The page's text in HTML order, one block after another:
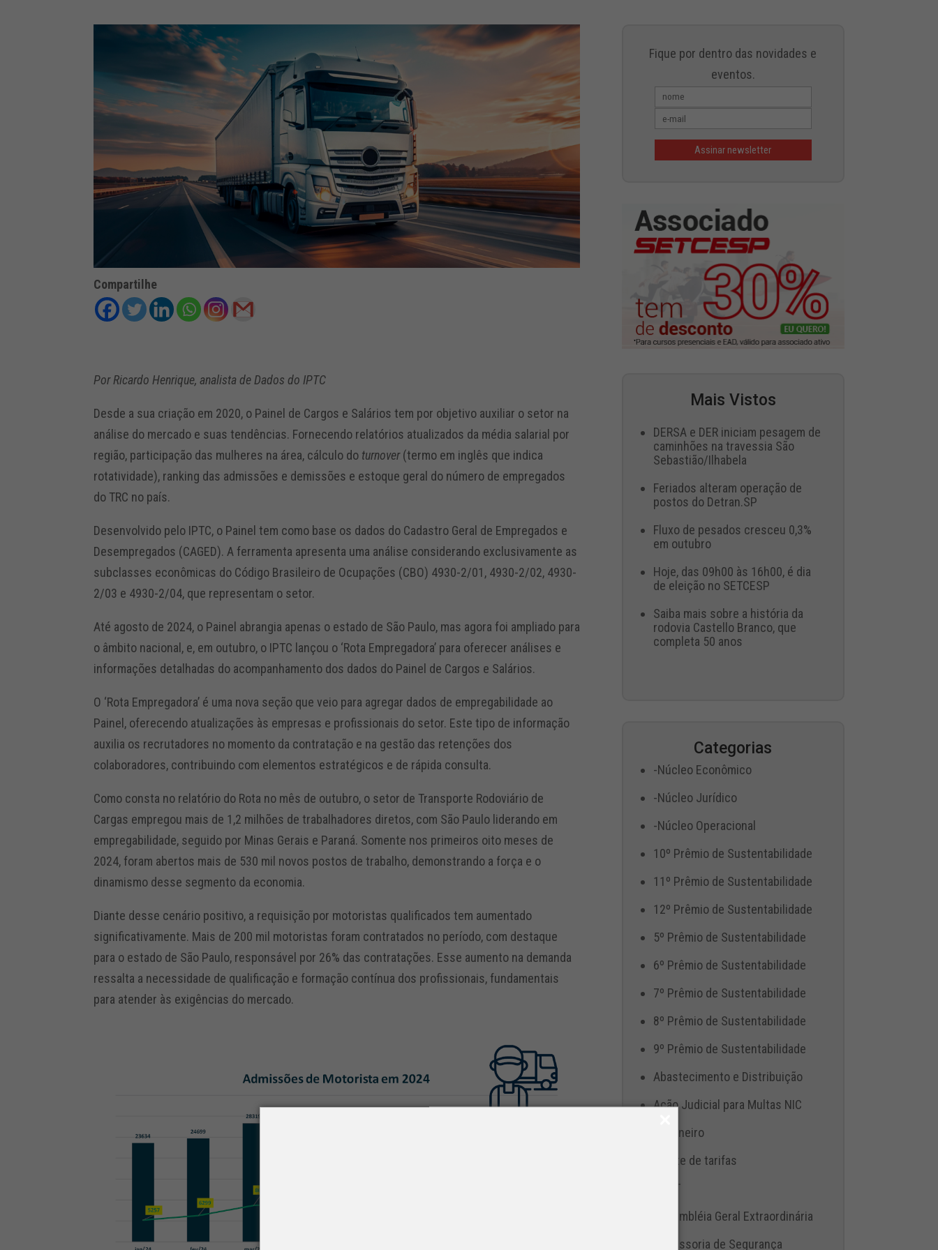
Compartilhe
Por Ricardo Henrique, analista de Dados do IPTC
Desde a sua criação em 2020, o Painel de Cargos e Salários tem por objetivo auxiliar o setor na
análise do mercado e suas tendências. Fornecendo relatórios atualizados da média salarial por
região, participação das mulheres na área, cálculo do turnover(termo em inglês que indica
rotatividade), ranking das admissões e demissões e estoque geral do número de empregados
do TRC no país.
Desenvolvido pelo IPTC, o Painel tem como base os dados do Cadastro Geral de Empregados e
Desempregados (CAGED). A ferramenta apresenta uma análise considerando exclusivamente as
subclasses econômicas do Código Brasileiro de Ocupações (CBO) 4930-2/01, 4930-2/02, 4930-
2/03 e 4930-2/04, que representam o setor.
Até agosto de 2024, o Painel abrangia apenas o estado de São Paulo, mas agora foi ampliado para
o âmbito nacional, e, em outubro, o IPTC lançou o ‘Rota Empregadora’ para oferecer análises e
informações detalhadas do acompanhamento dos dados do Painel de Cargos e Salários.
O ‘Rota Empregadora’ é uma nova seção que veio para agregar dados de empregabilidade ao
Painel, oferecendo atualizações às empresas e profissionais do setor. Este tipo de informação
auxilia os recrutadores no momento da contratação e na gestão das retenções dos
colaboradores, contribuindo com elementos estratégicos e de rápida consulta.
Como consta no relatório do Rota no mês de outubro, o setor de Transporte Rodoviário de
Cargas empregou mais de 1,2 milhões de trabalhadores diretos, com São Paulo liderando em
empregabilidade, seguido por Minas Gerais e Paraná. Somente nos primeiros oito meses de
2024, foram abertos mais de 530 mil novos postos de trabalho, demonstrando a força e o
dinamismo desse segmento da economia.
Diante desse cenário positivo, a requisição por motoristas qualificados tem aumentado
significativamente. Mais de 200 mil motoristas foram contratados no período, com destaque
para o estado de São Paulo, responsável por 26% das contratações. Esse aumento na demanda
ressalta a necessidade de qualificação e formação contínua dos profissionais, fundamentais
para atender às exigências do mercado.
Fique por dentro das novidades e
eventos.
Mais Vistos
DERSA e DER iniciam pesagem de
caminhões na travessia São
Sebastião/Ilhabela
Feriados alteram operação de
postos do Detran.SP
Fluxo de pesados cresceu 0,3%
em outubro
Hoje, das 09h00 às 16h00, é dia
de eleição no SETCESP
Saiba mais sobre a história da
rodovia Castello Branco, que
completa 50 anos
Categorias
-Núcleo Econômico
-Núcleo Jurídico
-Núcleo Operacional
10º Prêmio de Sustentabilidade
11º Prêmio de Sustentabilidade
12º Prêmio de Sustentabilidade
5º Prêmio de Sustentabilidade
6º Prêmio de Sustentabilidade
7º Prêmio de Sustentabilidade
8º Prêmio de Sustentabilidade
9º Prêmio de Sustentabilidade
Abastecimento e Distribuição
Ação Judicial para Multas NIC
Aduaneiro
Ajuste de tarifas
ANTT
Assembléia Geral Extraordinária
Assessoria de Segurança